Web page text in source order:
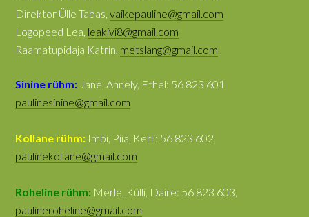
Direktor Ülle Tabas,vaikepauline@gmail.com
Logopeed Lea, leakivi8@gmail.com
Raamatupidaja Katrin, metslang@gmail.com
Sinine rühm: Jane, Annely, Ethel: 56 823 601,
paulinesinine@gmail.com
Kollane rühm: Imbi, Piia, Kerli: 56 823 602,
paulinekollane@gmail.com
Roheline rühm: Merle, Külli, Daire: 56 823 603,
paulineroheline@gmail.com